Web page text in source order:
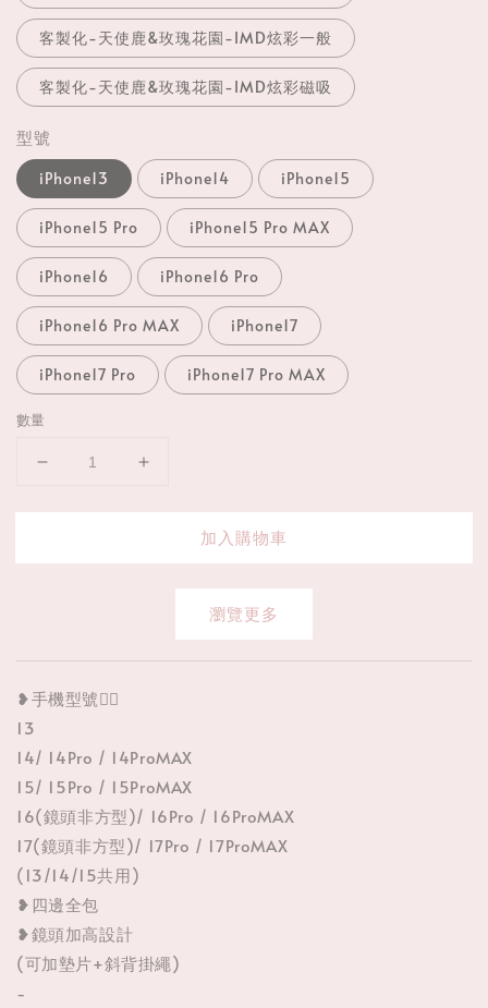
客製化-天使鹿&玫瑰花園-IMD炫彩一般
客製化-天使鹿&玫瑰花園-IMD炫彩磁吸
型號
iPhone13 iPhone14 iPhone15
iPhone15 Pro iPhone15 Pro MAX
iPhone16 iPhone16 Pro
iPhone16 Pro MAX iPhone17
iPhone17 Pro iPhone17 Pro MAX
數量
加入購物車
瀏覽更多
❥手機型號👉🏻
13
14/ 14Pro / 14ProMAX
15/ 15Pro / 15ProMAX
16(鏡頭非方型)/ 16Pro / 16ProMAX
17(鏡頭非方型)/ 17Pro / 17ProMAX
(13/14/15共用)
❥四邊全包
❥鏡頭加高設計
(可加墊片+斜背掛繩)
-